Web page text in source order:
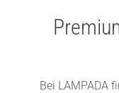
Bei LAMPADA